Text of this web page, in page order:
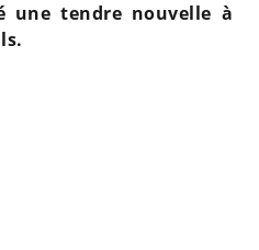
une tendre nouvelle à